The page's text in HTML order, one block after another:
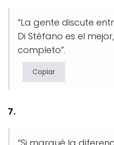
“La gente discute
Di Stéfano es el
completo”.
Copiar
7.